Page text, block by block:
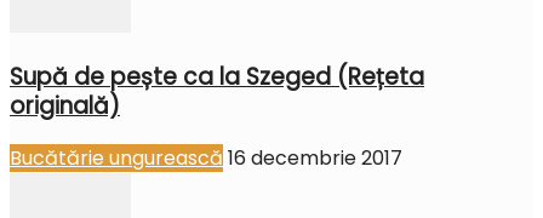
Supă de pește ca la Szeged (Rețeta
originală)
Bucătărie ungurească 16 decembrie 2017